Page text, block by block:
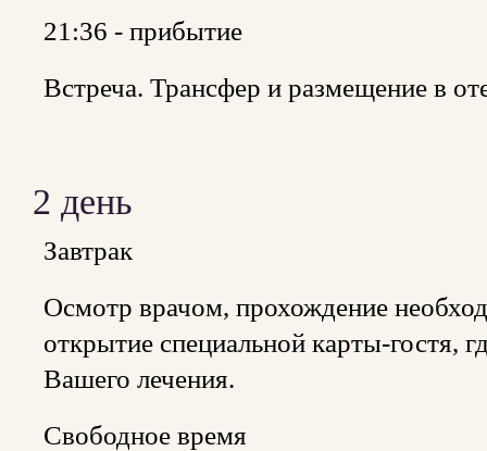
21:36 - прибытие
Встреча. Трансфер и размещение в
2 день
Завтрак
Осмотр врачом, прохождение
открытие специальной карты-гостя,
Вашего лечения.
Свободное время